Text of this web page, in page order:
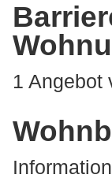
1 Angebot